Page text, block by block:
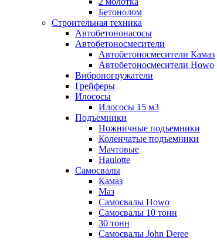
Бетонолом
Строительная техника
Автобетононасосы
Автобетоносмесители
Автобетоносмесители Камаз
Автобетоносмесители Howo
Вибропогружатели
Грейферы
Илососы
Илососы 15 м3
Подъемники
Ножничные подъемники
Коленчатые подъемники
Мачтовые
Haulotte
Самосвалы
Камаз
Маз
Самосвалы Howo
Самосвалы 10 тонн
30 тонн
Самосвалы John Deree